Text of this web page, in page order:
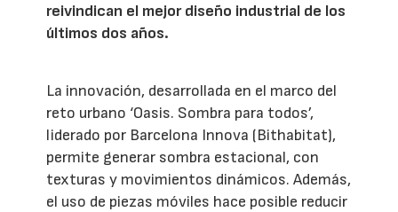
reivindican el mejor diseño industrial de los
últimos dos años.
La innovación, desarrollada en el marco del
reto urbano ‘Oasis. Sombra para todos’,
liderado por Barcelona Innova (Bithabitat),
permite generar sombra estacional, con
texturas y movimientos dinámicos. Además,
el uso de piezas móviles hace posible reducir